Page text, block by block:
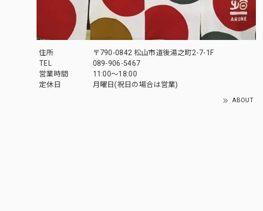
住所
〒790-0842 松山市道後湯之町2-7-1F
TEL
089-906-5467
営業時間
11:00〜18:00
定休日
月曜日(祝日の場合は営業)
ABOUT